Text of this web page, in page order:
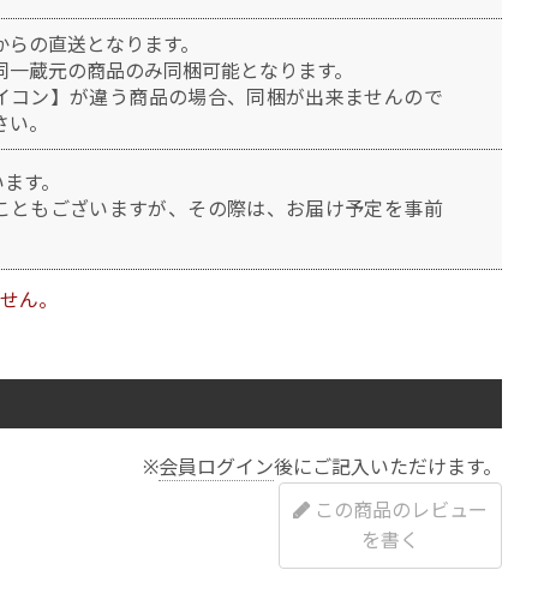
の直送となります。
一蔵元の商品のみ同梱可能となります。
コン】が違う商品の場合、同梱が出来ませんので
。
す。
もございますが、その際は、お届け予定を事前
ん。
※会員ログイン後にご記入いただけます。
この商品のレビュー
を書く